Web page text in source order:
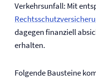
Verkehrsunfall: Mit
dagegen finanziell
erhalten.
Folgende Bausteine